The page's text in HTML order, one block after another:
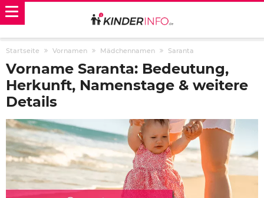
Startseite Vornamen Mädchennamen Saranta
Vorname Saranta: Bedeutung,
Herkunft, Namenstage & weitere
Details